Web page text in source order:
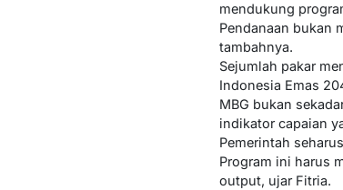
mendukung
Pendanaan
tambahnya.
Sejumlah pakar
Indonesia Emas
MBG bukan
indikator capaian
Pemerintah
Program ini harus
output, ujar Fitria.